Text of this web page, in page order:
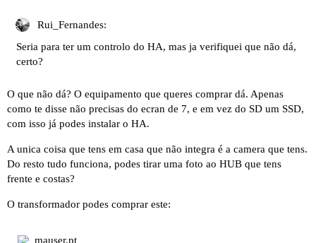
Rui_Fernandes:
Seria para ter um controlo do HA, mas ja verifiquei que não dá,
certo?
O que não dá? O equipamento que queres comprar dá. Apenas
como te disse não precisas do ecran de 7, e em vez do SD um SSD,
com isso já podes instalar o HA.
A unica coisa que tens em casa que não integra é a camera que tens.
Do resto tudo funciona, podes tirar uma foto ao HUB que tens
frente e costas?
O transformador podes comprar este:
mauser.pt